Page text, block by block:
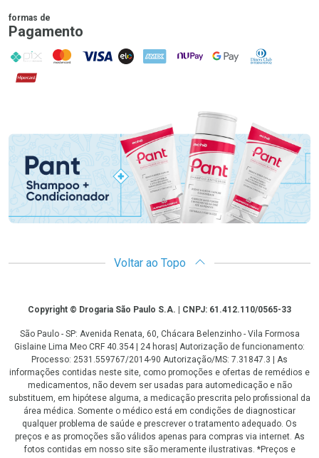
formas de
Pagamento
PIX MasterCard
VISA ELO AMEX NuPay Google PayDiners Club
Hipercard
Promoção em Destaque
Voltar ao Topo
CopyrightCopyright © Drogaria São Paulo S.A. | CNPJ: 61.412.110/0565-33
São Paulo - SP: Avenida Renata, 60, Chácara Belenzinho - Vila Formosa
Gislaine Lima Meo CRF 40.354 | 24 horas| Autorização de funcionamento:
Processo: 2531.559767/2014-90 Autorização/MS: 7.31847.3 | As
informações contidas neste site, como promoções e ofertas de remédios e
medicamentos, não devem ser usadas para automedicação e não
substituem, em hipótese alguma, a medicação prescrita pelo profissional da
área médica. Somente o médico está em condições de diagnosticar
qualquer problema de saúde e prescrever o tratamento adequado. Os
preços e as promoções são válidos apenas para compras via internet. As
fotos contidas em nosso site são meramente ilustrativas. *Preços e